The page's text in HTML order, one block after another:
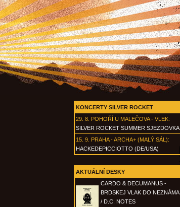
KONCERTY SILVER ROCKET
29. 8. POHOŘÍ U MALEČOVA - VLEK:
SILVER ROCKET SUMMER SJEZDOVKA
15. 9. PRAHA - ARCHA+ (MALÝ SÁL):
HACKEDEPICCIOTTO (DE/USA)
AKTUÁLNÍ DESKY
CARDO & DECUMANUS -
BRDSKEJ VLAK DO NEZNÁMA
/ D.C. NOTES